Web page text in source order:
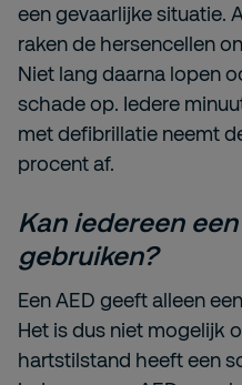
een gevaarlijke situatie.
raken de hersencellen
Niet lang daarna lopen
schade op. Iedere
met defibrillatie neemt
procent af.
Kan iedereen
gebruiken?
Een AED geeft alleen
Het is dus niet mogelijk
hartstilstand heeft een